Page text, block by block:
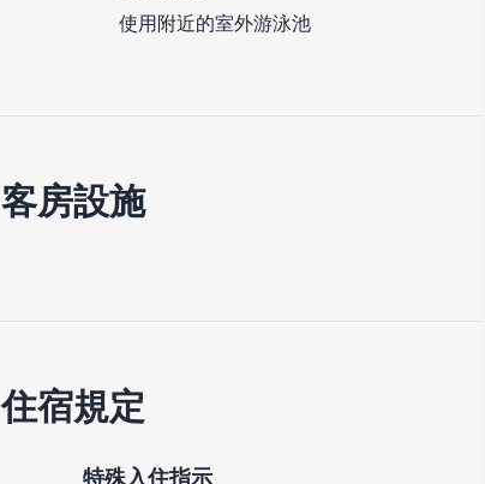
使用附近的室外游泳池
客房設施
住宿規定
特殊入住指示